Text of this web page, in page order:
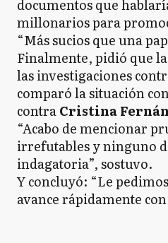
documentos que
millonarios para
“Más sucios que una
Finalmente, pidió que
las investigaciones
comparó la situación
contraCristina
“Acabo de mencionar
irrefutables y ninguno
indagatoria”, sostuvo.
Y concluyó: “Le
avance rápidamente